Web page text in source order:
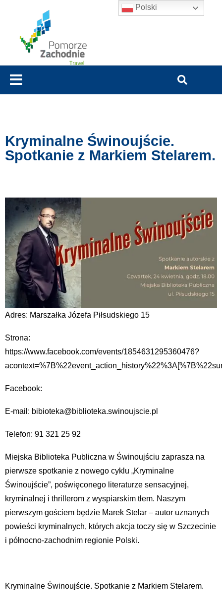
Kryminalne Świnoujście.
Spotkanie z Markiem Stelarem.
Adres: Marszałka Józefa Piłsudskiego 15
Strona:
https://www.facebook.com/events/1854631295360476?
Facebook:
E-mail: bibioteka@biblioteka.swinoujscie.pl
Telefon: 91 321 25 92
Miejska Biblioteka Publiczna w Świnoujściu zaprasza na
pierwsze spotkanie z nowego cyklu „Kryminalne
Świnoujście”, poświęconego literaturze sensacyjnej,
kryminalnej i thrillerom z wyspiarskim tłem. Naszym
pierwszym gościem będzie Marek Stelar – autor uznanych
powieści kryminalnych, których akcja toczy się w Szczecinie
i północno-zachodnim regionie Polski.
Kryminalne Świnoujście. Spotkanie z Markiem Stelarem.
Polski